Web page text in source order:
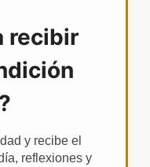
recibir
y recibe el
reflexiones y